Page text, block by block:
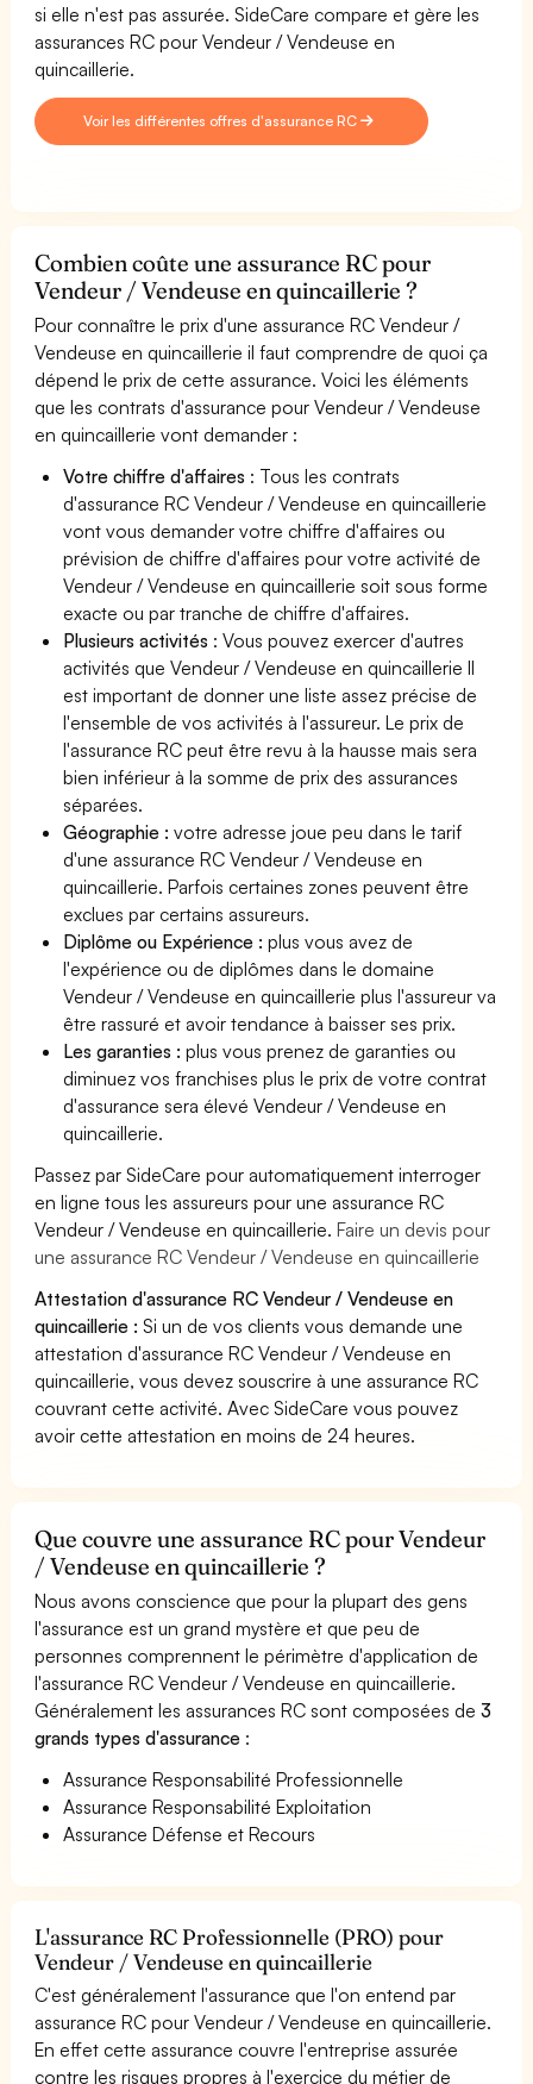
si elle n'est pas assurée. SideCare compare et gère les
assurances RC pour Vendeur / Vendeuse en
quincaillerie.
Voir les différentes offres d'assurance RC
Combien coûte une assurance RC pour
Vendeur / Vendeuse en quincaillerie ?
Pour connaître le prix d'une assurance RC Vendeur /
Vendeuse en quincaillerie il faut comprendre de quoi ça
dépend le prix de cette assurance. Voici les éléments
que les contrats d'assurance pour Vendeur / Vendeuse
en quincaillerie vont demander :
Votre chiffre d'affaires : Tous les contrats
d'assurance RC Vendeur / Vendeuse en quincaillerie
vont vous demander votre chiffre d'affaires ou
prévision de chiffre d'affaires pour votre activité de
Vendeur / Vendeuse en quincaillerie soit sous forme
exacte ou par tranche de chiffre d'affaires.
Plusieurs activités : Vous pouvez exercer d'autres
activités que Vendeur / Vendeuse en quincaillerie Il
est important de donner une liste assez précise de
l'ensemble de vos activités à l'assureur. Le prix de
l'assurance RC peut être revu à la hausse mais sera
bien inférieur à la somme de prix des assurances
séparées.
Géographie :votre adresse joue peu dans le tarif
d'une assurance RC Vendeur / Vendeuse en
quincaillerie. Parfois certaines zones peuvent être
exclues par certains assureurs.
Diplôme ou Expérience :plus vous avez de
l'expérience ou de diplômes dans le domaine
Vendeur / Vendeuse en quincaillerie plus l'assureur va
être rassuré et avoir tendance à baisser ses prix.
Les garanties :plus vous prenez de garanties ou
diminuez vos franchises plus le prix de votre contrat
d'assurance sera élevé Vendeur / Vendeuse en
quincaillerie.
Passez par SideCare pour automatiquement interroger
en ligne tous les assureurs pour une assurance RC
Vendeur / Vendeuse en quincaillerie.Faire un devis pour
une assurance RC Vendeur / Vendeuse en quincaillerie
Attestation d'assurance RC Vendeur / Vendeuse en
quincaillerie : Si un de vos clients vous demande une
attestation d'assurance RC Vendeur / Vendeuse en
quincaillerie, vous devez souscrire à une assurance RC
couvrant cette activité. Avec SideCare vous pouvez
avoir cette attestation en moins de 24 heures.
Que couvre une assurance RC pour Vendeur
/ Vendeuse en quincaillerie ?
Nous avons conscience que pour la plupart des gens
l'assurance est un grand mystère et que peu de
personnes comprennent le périmètre d'application de
l'assurance RC Vendeur / Vendeuse en quincaillerie.
Généralement les assurances RC sont composées de3
grands types d'assurance :
Assurance Responsabilité Professionnelle
Assurance Responsabilité Exploitation
Assurance Défense et Recours
L'assurance RC Professionnelle (PRO) pour
Vendeur / Vendeuse en quincaillerie
C'est généralement l'assurance que l'on entend par
assurance RC pour Vendeur / Vendeuse en quincaillerie.
En effet cette assurance couvre l'entreprise assurée
contre les risques propres à l'exercice du métier de